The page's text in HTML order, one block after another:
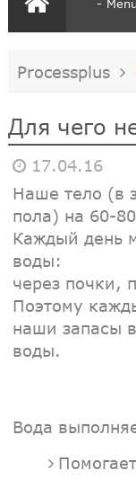
Processplus
Для чего
17.04.16
Наше тело (в
пола) на 60-
Каждый день
воды:
через почки,
Поэтому
наши запасы
воды.
Вода